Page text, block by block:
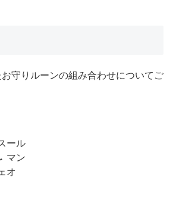
お守りルーンの組み合わせについてご
ール
マン
オ